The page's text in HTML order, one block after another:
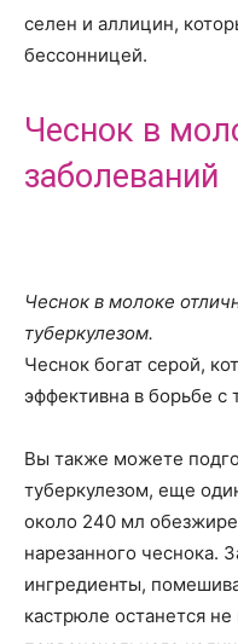
селен и аллицин,
бессонницей.
Чеснок в
заболеваний
Чеснок в молоке
туберкулезом.
Чеснок богат серой,
эффективна в борьбе с
Вы также можете
туберкулезом, еще
около 240 мл
нарезанного чеснока.
ингредиенты,
кастрюле останется